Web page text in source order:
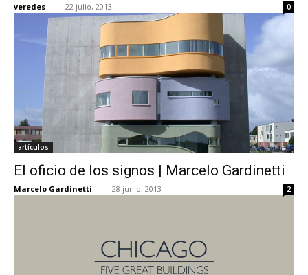
veredes - 22 julio, 2013 0
artículos
El oficio de los signos | Marcelo Gardinetti
Marcelo Gardinetti - 28 junio, 2013 2